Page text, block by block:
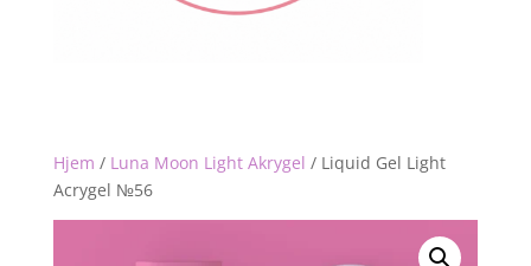
Hjem / Luna Moon Light Akrygel / Liquid Gel Light
Acrygel №56